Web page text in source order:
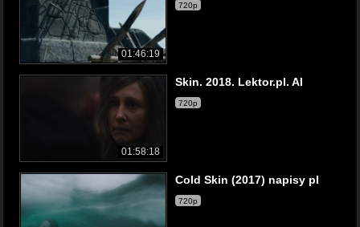
01:46:19
720p
01:58:18
Skin. 2018. Lektor.pl. AI
720p
Cold Skin (2017) napisy pl
720p